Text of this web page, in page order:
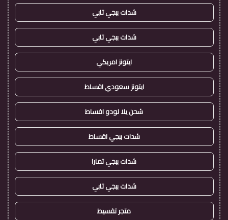
شدات ببجي تابي
شدات ببجي تابي
ايتونز امريكي
ايتونز سعودي اقساط
شحن يلا لودو اقساط
شدات ببجي اقساط
شدات ببجي تمارا
شدات ببجي تابي
متجر تقسيط